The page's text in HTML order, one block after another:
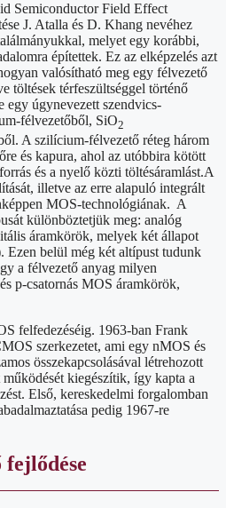
Semiconductor Field Effect
J. Atalla és D. Khang nevéhez
melyet egy korábbi,
építettek. Ez az elképzelés azt
valósítható meg egy félvezető
töltések térfeszültséggel történő
egy úgynevezett szendvics-
félvezetőből, SiO2
A szilícium-félvezető réteg három
és kapura, ahol az utóbbira kötött
és a nyelő közti töltésáramlást.A
illetve az erre alapuló integrált
MOS-technológiának. A
különböztetjük meg: analóg
áramkörök, melyek két állapot
Ezen belül még két altípust tudunk
a félvezető anyag milyen
p-csatornás MOS áramkörök,
felfedezéséig. 1963-ban Frank
szerkezetet, ami egy nMOS és
összekapcsolásával létrehozott
kiegészítik, így kapta a
Első, kereskedelmi forgalomban
pedig 1967-re